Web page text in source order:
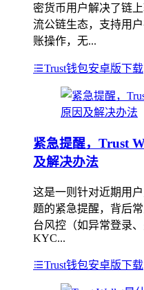
密货币用户解决了链
流公链生态，支持用
账操作，无...
Trust钱包安卓版下载
紧急提醒，Trust
及解决办法
这是一则针对近期用
题的紧急提醒，背后
台风控（如异常登录
KYC...
Trust钱包安卓版下载